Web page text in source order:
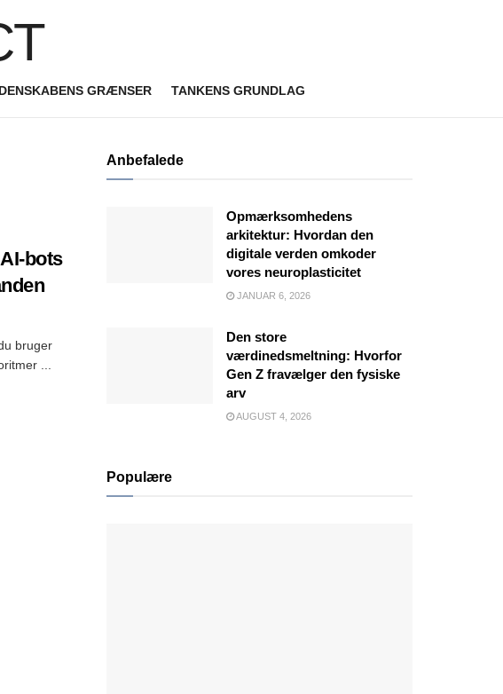
GRÆNSER TANKENS GRUNDLAG
bots
bruger
...
Anbefalede
Opmærksomhedens
arkitektur: Hvordan den
digitale verden omkoder
vores neuroplasticitet
JANUAR 6, 2026
Den store
værdinedsmeltning: Hvorfor
Gen Z fravælger den fysiske
arv
AUGUST 4, 2026
Populære